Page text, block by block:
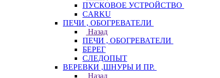
ПУСКОВОЕ УСТРОЙСТВО
CARKU
ПЕЧИ , ОБОГРЕВАТЕЛИ
Назад
ПЕЧИ , ОБОГРЕВАТЕЛИ
БЕРЕГ
СЛЕДОПЫТ
ВЕРЕВКИ ,ШНУРЫ И ПР.
Назад